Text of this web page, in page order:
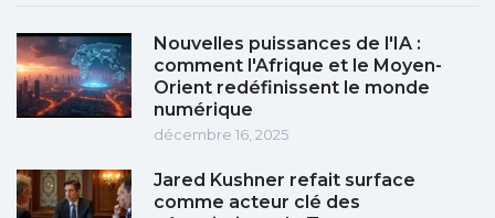
Nouvelles puissances de l'IA :
comment l'Afrique et le Moyen-
Orient redéfinissent le monde
numérique
décembre 16, 2025
Jared Kushner refait surface
comme acteur clé des